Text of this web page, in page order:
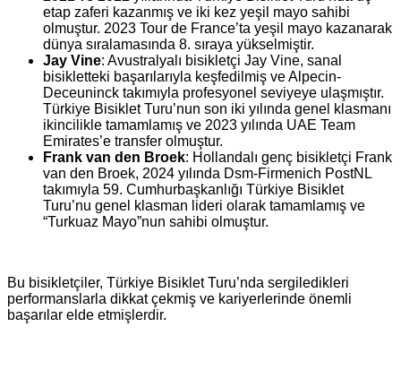
etap zaferi kazanmış ve iki kez yeşil mayo sahibi
olmuştur. 2023 Tour de France’ta yeşil mayo kazanarak
dünya sıralamasında 8. sıraya yükselmiştir.
Jay Vine: Avustralyalı bisikletçi Jay Vine, sanal
bisikletteki başarılarıyla keşfedilmiş ve Alpecin-
Deceuninck takımıyla profesyonel seviyeye ulaşmıştır.
Türkiye Bisiklet Turu’nun son iki yılında genel klasmanı
ikincilikle tamamlamış ve 2023 yılında UAE Team
Emirates’e transfer olmuştur.
Frank van den Broek: Hollandalı genç bisikletçi Frank
van den Broek, 2024 yılında Dsm-Firmenich PostNL
takımıyla 59. Cumhurbaşkanlığı Türkiye Bisiklet
Turu’nu genel klasman lideri olarak tamamlamış ve
“Turkuaz Mayo”nun sahibi olmuştur.
Bu bisikletçiler, Türkiye Bisiklet Turu’nda sergiledikleri
performanslarla dikkat çekmiş ve kariyerlerinde önemli
başarılar elde etmişlerdir.